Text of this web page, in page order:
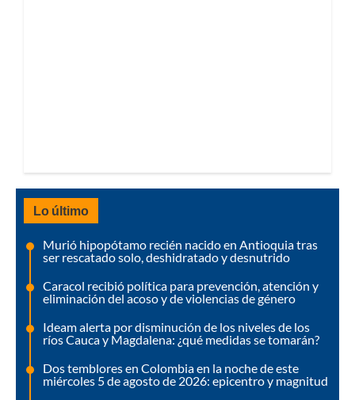
Lo último
Murió hipopótamo recién nacido en Antioquia tras
ser rescatado solo, deshidratado y desnutrido
Caracol recibió política para prevención, atención y
eliminación del acoso y de violencias de género
Ideam alerta por disminución de los niveles de los
ríos Cauca y Magdalena: ¿qué medidas se tomarán?
Dos temblores en Colombia en la noche de este
miércoles 5 de agosto de 2026: epicentro y magnitud